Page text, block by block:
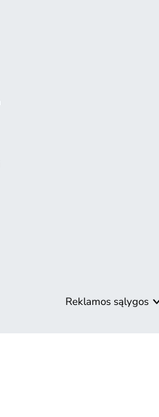
Reklamos sąlygos